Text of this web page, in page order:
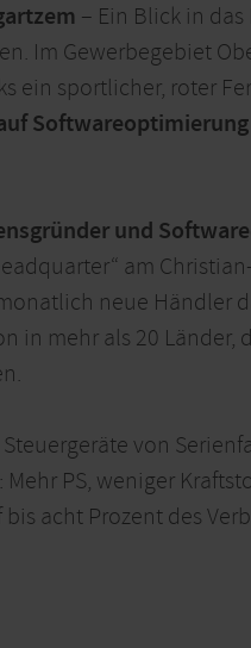
– Ein Blick in
Im Gewerbegebiet
ein sportlicher, roter
und
am
neue Händler
in mehr als 20 Länder,
von
PS, weniger
acht Prozent des